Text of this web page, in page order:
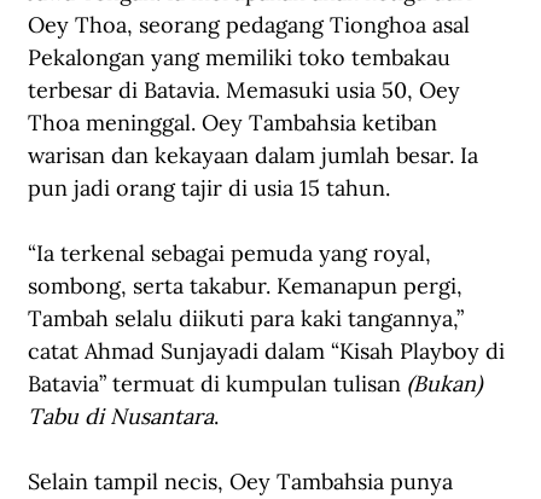
Oey Thoa, seorang pedagang Tionghoa asal
Pekalongan yang memiliki toko tembakau
terbesar di Batavia. Memasuki usia 50, Oey
Thoa meninggal. Oey Tambahsia ketiban
warisan dan kekayaan dalam jumlah besar. Ia
pun jadi orang tajir di usia 15 tahun.
“Ia terkenal sebagai pemuda yang royal,
sombong, serta takabur. Kemanapun pergi,
Tambah selalu diikuti para kaki tangannya,”
catat Ahmad Sunjayadi dalam “Kisah Playboy di
Batavia” termuat di kumpulan tulisan (Bukan)
Tabu di Nusantara.
Selain tampil necis, Oey Tambahsia punya